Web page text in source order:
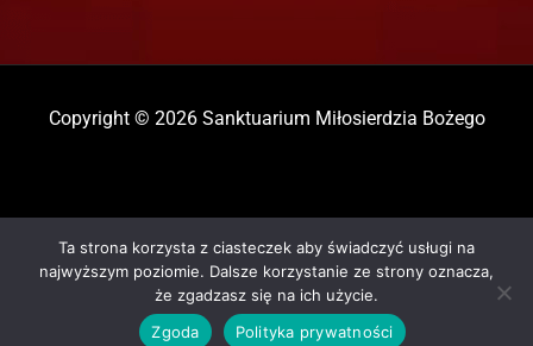
Ta strona korzysta z ciasteczek aby świadczyć usługi na
najwyższym poziomie. Dalsze korzystanie ze strony oznacza,
że zgadzasz się na ich użycie.
Zgoda
Polityka prywatności